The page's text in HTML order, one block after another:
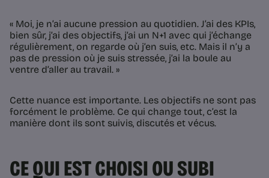
« Moi, je n’ai aucune pression au quotidien. J’ai des KPIs,
bien sûr, j’ai des objectifs, j’ai un N+1 avec qui j’échange
régulièrement, on regarde où j’en suis, etc. Mais il n’y a
pas de pression où je suis stressée, j’ai la boule au
ventre d’aller au travail. »
Cette nuance est importante. Les objectifs ne sont pas
forcément le problème. Ce qui change tout, c’est la
manière dont ils sont suivis, discutés et vécus.
CE QUI EST CHOISI OU SUBI